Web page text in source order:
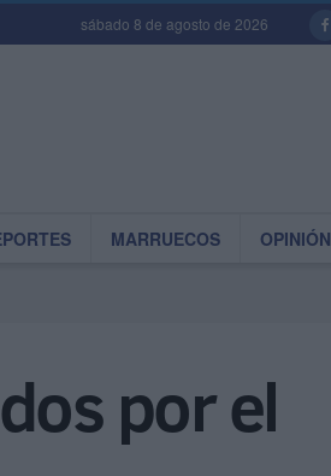
sábado 8 de agosto de 2026
MARRUECOS OPINIÓN
por el